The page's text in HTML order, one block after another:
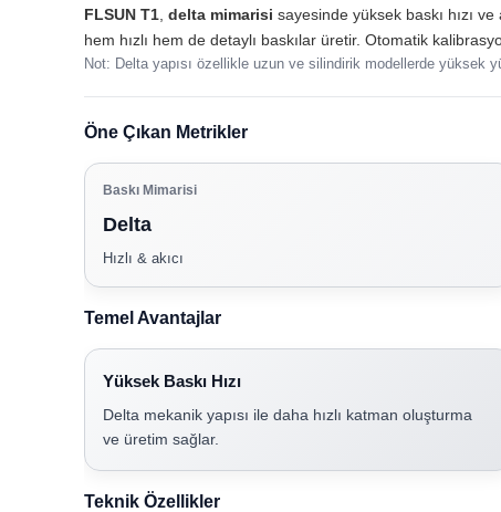
FLSUN T1 delta mimarisi sayesinde yüksek baskı hızı
hem hızlı hem de detaylı baskılar üretir. Otomatik
Not: Delta yapısı özellikle uzun ve silindirik modellerde yüksek
Öne Çıkan Metrikler
Baskı Mimarisi
Delta
Hızlı & akıcı
Temel Avantajlar
Yüksek Baskı Hızı
Delta mekanik yapısı ile daha hızlı katman oluşturma
ve üretim sağlar.
Teknik Özellikler